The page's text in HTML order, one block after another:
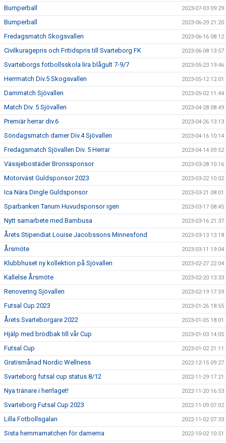
Bumperball 2023-07-03 09:29
Bumperball 2023-06-29 21:20
Fredagsmatch Skogsvallen 2023-06-16 08:12
Civilkuragepris och Fritidspris till Svarteborg FK 2023-06-08 13:57
Svarteborgs fotbollsskola lira blågult 7-9/7 2023-05-23 19:46
Herrmatch Div.5 Skogsvallen 2023-05-12 12:01
Dammatch Sjövallen 2023-05-02 11:44
Match Div. 5 Sjövallen 2023-04-28 08:49
Premiär herrar div.6 2023-04-26 13:13
Söndagsmatch damer Div.4 Sjövallen 2023-04-16 10:14
Fredagsmatch Sjövallen Div. 5 Herrar 2023-04-14 09:52
Vässjebostäder Bronssponsor 2023-03-28 10:16
Motorväst Guldsponsor 2023 2023-03-22 10:02
Ica Nära Dingle Guldsponsor 2023-03-21 08:01
Sparbanken Tanum Huvudsponsor igen 2023-03-17 08:45
Nytt samarbete med Bambusa 2023-03-16 21:37
Årets Stipendiat Louise Jacobssons Minnesfond 2023-03-13 13:18
Årsmöte 2023-03-11 19:04
Klubbhuset ny kollektion på Sjövallen 2023-02-27 22:04
Kallelse Årsmöte 2023-02-20 13:33
Renovering Sjövallen 2023-02-19 17:59
Futsal Cup 2023 2023-01-26 18:55
Årets Svarteborgare 2022 2023-01-05 18:01
Hjälp med brödbak till vår Cup 2023-01-03 14:05
Futsal Cup 2023-01-02 21:11
Gratismånad Nordic Wellness 2022-12-15 09:27
Svarteborg futsal cup status 8/12 2022-11-29 17:21
Nya tränare i herrlaget! 2022-11-20 16:53
Svarteborg Futsal Cup 2023 2022-11-09 07:02
Lilla Fotbollsgalan 2022-11-02 07:33
Sista hemmamatchen för damerna 2022-10-02 10:51